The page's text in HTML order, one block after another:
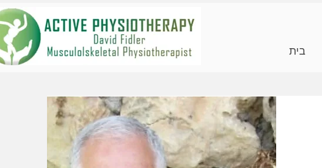
בית